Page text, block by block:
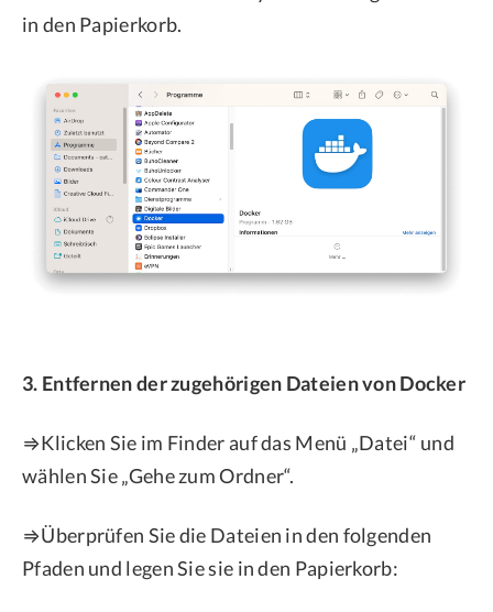
in den Papierkorb.
3. Entfernen der zugehörigen Dateien von Docker
⇒Klicken Sie im Finder auf das Menü „Datei“ und
wählen Sie „Gehe zum Ordner“.
⇒Überprüfen Sie die Dateien in den folgenden
Pfaden und legen Sie sie in den Papierkorb: